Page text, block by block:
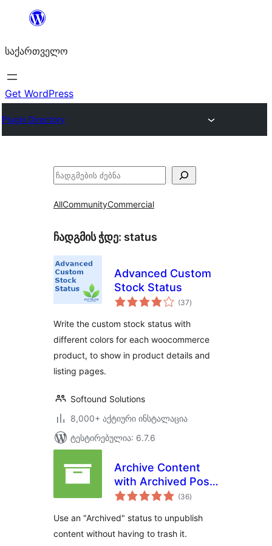
შიგთავსზე
საქართველო
Get WordPress
Plugin Directory
ძებნა
AllCommunityCommercial
ჩადგმის ჭდე: status
Advanced Custom
Stock Status
(37საერთო
რეიტინგი
)
Write the custom stock status with
different colors for each woocommerce
product, to show in product details and
listing pages.
Softound Solutions
8,000+ აქტიური ინსტალაცია
ტესტირებულია: 6.7.6
Archive Content
with Archived Post
Status
(36საერთო
რეიტინგი
)
Use an "Archived" status to unpublish
content without having to trash it.